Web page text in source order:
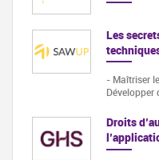
Les
- Maîtriser
Développer
Droits